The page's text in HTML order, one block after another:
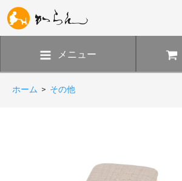
メニュー
ホーム > その他